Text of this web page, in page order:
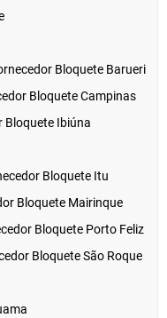
Bloquete Barueri
Bloquete Campinas
Bloquete Ibiúna
Bloquete Itu
Bloquete Mairinque
Bloquete Porto Feliz
Bloquete São Roque